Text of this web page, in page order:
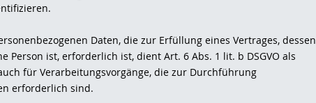
Daten, die zur Erfüllung eines Vertrages, dessen
Person ist, erforderlich ist, dient Art. 6 Abs. 1 lit. b DSGVO als
für Verarbeitungsvorgänge, die zur Durchführung
erforderlich sind.